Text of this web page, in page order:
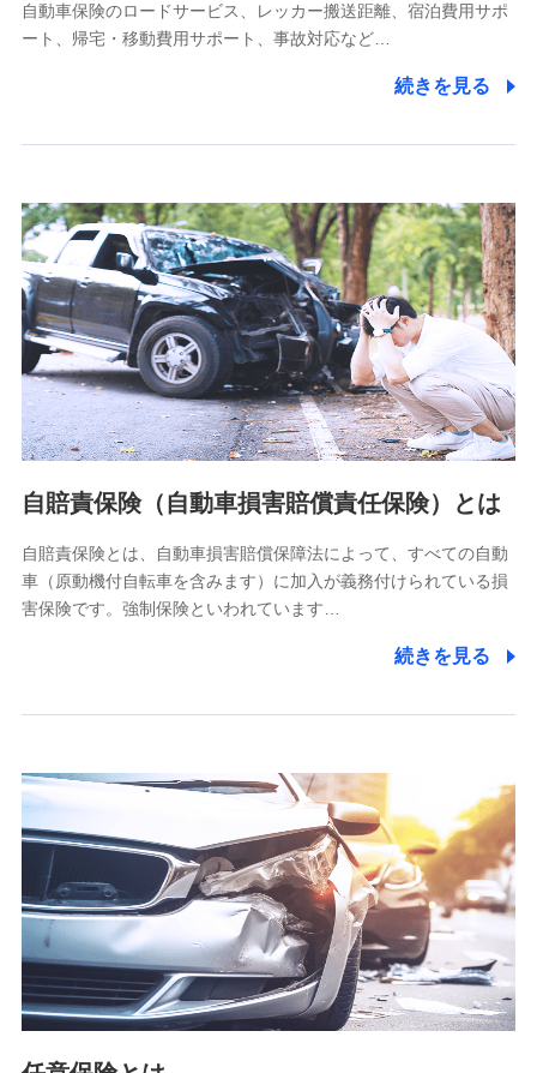
11.マイカー通勤管理クラウド並びに法人向けASPサー
をお送りするため
分析するため
当社の対応品質向上やお問い合わせ内容の正確な把握のため
個人情報保護管理者の職名、連絡先
株式会社ドコモ・インシュアランス 営業部長
〒103-0013 東京都中央区日本橋人形町2-14-10 アーバン
ネット日本橋ビル 3F
株式会社ドコモ・インシュアランス
個人情報の第三者提供について
除き、第三者に提供いたしません。
業務の委託
当社は利用目的の達成に必要な範囲内において個人情報の取
【共同して利用される利用データの項目】
当社又は株式会社NTTドコモがサービス提供等を通じて取得
した、以下の情報などの個人データ
基本情報
氏名、電話番号、メールアドレス、お客さまの識別子、
属性、連絡先、dポイントサービスのご利用に関する情
報。例として、dポイントカード番号、性別、年齢、家族
構成、住所、dポイント残高、dポイント利用履歴などが
含まれます。
自動車保険のロードサービス、レッカー搬送距離、宿泊費用サポ
ート、帰宅・移動費用サポート、事故対応など…
続きを見る
自賠責保険（自動車損害賠償責任保険）とは
自賠責保険とは、自動車損害賠償保障法によって、すべての自動
車（原動機付自転車を含みます）に加入が義務付けられている損
害保険です。強制保険といわれています…
続きを見る